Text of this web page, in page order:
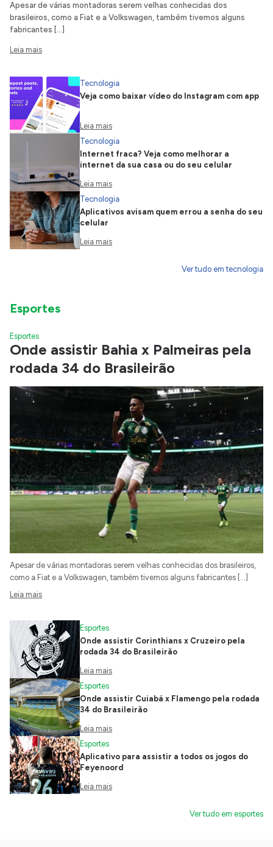
Apesar de várias montadoras serem velhas conhecidas dos
brasileiros, como a Fiat e a Volkswagen, também tivemos alguns
fabricantes […]
Leia mais
Tecnologia
Veja como baixar vídeo do Instagram com app
Leia mais
Tecnologia
Internet fraca? Veja como melhorar a
internet da sua casa ou do seu celular
Leia mais
Tecnologia
Aplicativos avisam quem errou a senha do seu
celular
Leia mais
Ver tudo em tecnologia
Esportes
Esportes
Onde assistir Bahia x Palmeiras pela
rodada 34 do Brasileirão
Apesar de várias montadoras serem velhas conhecidas dos brasileiros,
como a Fiat e a Volkswagen, também tivemos alguns fabricantes […]
Leia mais
Esportes
Onde assistir Corinthians x Cruzeiro pela
rodada 34 do Brasileirão
Leia mais
Esportes
Onde assistir Cuiabá x Flamengo pela rodada
34 do Brasileirão
Leia mais
Esportes
Aplicativo para assistir a todos os jogos do
Feyenoord
Leia mais
Ver tudo em esportes